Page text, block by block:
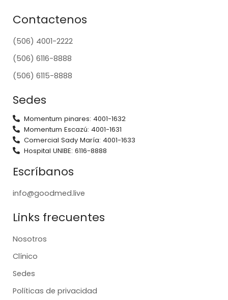
Contactenos
(506) 4001-2222
(506) 6116-8888
(506) 6115-8888
Sedes
Momentum pinares: 4001-1632
Momentum Escazú: 4001-1631
Comercial Sady María: 4001-1633
Hospital UNIBE: 6116-8888
Escríbanos
info@goodmed.live
Links frecuentes
Nosotros
Clínico
Sedes
Políticas de privacidad